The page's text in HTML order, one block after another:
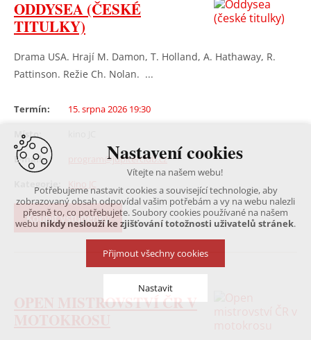
ODDYSEA (ČESKÉ
TITULKY)
Drama USA. Hrají M. Damon, T. Holland, A. Hathaway, R.
Pattinson. Režie Ch. Nolan. ...
Termín:
15. srpna 2026 19:30
Místo:
E-mail:
program@jupiterclub.cz
Kategorie:
Kino JC
Koupit vstupenky
OPEN MISTROVSTVÍ ČR V
Nastavení cookies
Vítejte na našem webu!
Potřebujeme nastavit cookies a související technologie, aby
zobrazovaný obsah odpovídal vašim potřebám a vy na webu nalezli
přesně to, co potřebujete. Soubory cookies používané na našem
webu nikdy neslouží ke zjišťování totožnosti uživatelů stránek.
Přijmout všechny cookies
Nastavit